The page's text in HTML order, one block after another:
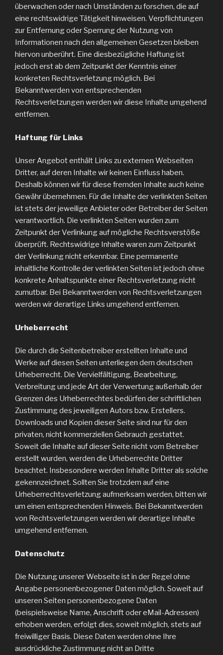
überwachen oder nach Umständen zu forschen, die auf
eine rechtswidrige Tätigkeit hinweisen. Verpflichtungen
zur Entfernung oder Sperrung der Nutzung von
Informationen nach den allgemeinen Gesetzen bleiben
hiervon unberührt. Eine diesbezügliche Haftung ist
jedoch erst ab dem Zeitpunkt der Kenntnis einer
konkreten Rechtsverletzung möglich. Bei
Bekanntwerden von entsprechenden
Rechtsverletzungen werden wir diese Inhalte umgehend
entfernen.
Haftung für Links
Unser Angebot enthält Links zu externen Webseiten
Dritter, auf deren Inhalte wir keinen Einfluss haben.
Deshalb können wir für diese fremden Inhalte auch keine
Gewähr übernehmen. Für die Inhalte der verlinkten Seiten
ist stets der jeweilige Anbieter oder Betreiber der Seiten
verantwortlich. Die verlinkten Seiten wurden zum
Zeitpunkt der Verlinkung auf mögliche Rechtsverstöße
überprüft. Rechtswidrige Inhalte waren zum Zeitpunkt
der Verlinkung nicht erkennbar. Eine permanente
inhaltliche Kontrolle der verlinkten Seiten ist jedoch ohne
konkrete Anhaltspunkte einer Rechtsverletzung nicht
zumutbar. Bei Bekanntwerden von Rechtsverletzungen
werden wir derartige Links umgehend entfernen.
Urheberrecht
Die durch die Seitenbetreiber erstellten Inhalte und
Werke auf diesen Seiten unterliegen dem deutschen
Urheberrecht. Die Vervielfältigung, Bearbeitung,
Verbreitung und jede Art der Verwertung außerhalb der
Grenzen des Urheberrechtes bedürfen der schriftlichen
Zustimmung des jeweiligen Autors bzw. Erstellers.
Downloads und Kopien dieser Seite sind nur für den
privaten, nicht kommerziellen Gebrauch gestattet.
Soweit die Inhalte auf dieser Seite nicht vom Betreiber
erstellt wurden, werden die Urheberrechte Dritter
beachtet. Insbesondere werden Inhalte Dritter als solche
gekennzeichnet. Sollten Sie trotzdem auf eine
Urheberrechtsverletzung aufmerksam werden, bitten wir
um einen entsprechenden Hinweis. Bei Bekanntwerden
von Rechtsverletzungen werden wir derartige Inhalte
umgehend entfernen.
Datenschutz
Die Nutzung unserer Webseite ist in der Regel ohne
Angabe personenbezogener Daten möglich. Soweit auf
unseren Seiten personenbezogene Daten
(beispielsweise Name, Anschrift oder eMail-Adressen)
erhoben werden, erfolgt dies, soweit möglich, stets auf
freiwilliger Basis. Diese Daten werden ohne Ihre
ausdrückliche Zustimmung nicht an Dritte